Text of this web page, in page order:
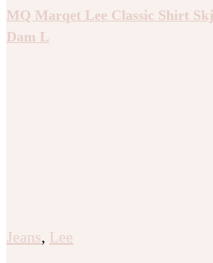
MQ Marqet Lee Classic Shirt
Dam L
Jeans, Lee